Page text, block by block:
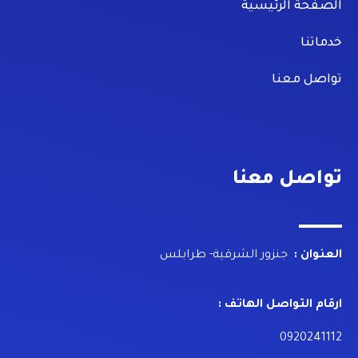
الصفحة الرئيسية
خدماتنا
تواصل معنا
تواصل معنا
العنوان : جنزور الشرقية- طرابلس
ارقام التواصل الهاتف :
0920241112